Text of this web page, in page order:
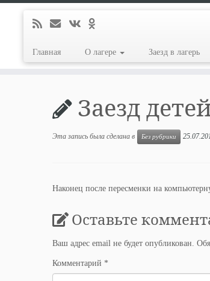
Главная О лагере Заезд в лагерь
Заезд
Эта запись была сделана в Без рубрики
Наконец после пересменки на
Оставьте
Ваш адрес email не будет опубликован.
Комментарий *